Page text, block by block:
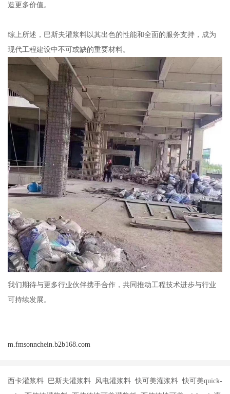
造更多价值。
综上所述，巴斯夫灌浆料以其出色的性能和全面的服务支持，成为
现代工程建设中不可或缺的重要材料。
我们期待与更多行业伙伴携手合作，共同推动工程技术进步与行业
可持续发展。
m.fmsonnchein.b2b168.com
西卡灌浆料 巴斯夫灌浆料 风电灌浆料 快可美灌浆料 快可美quick-